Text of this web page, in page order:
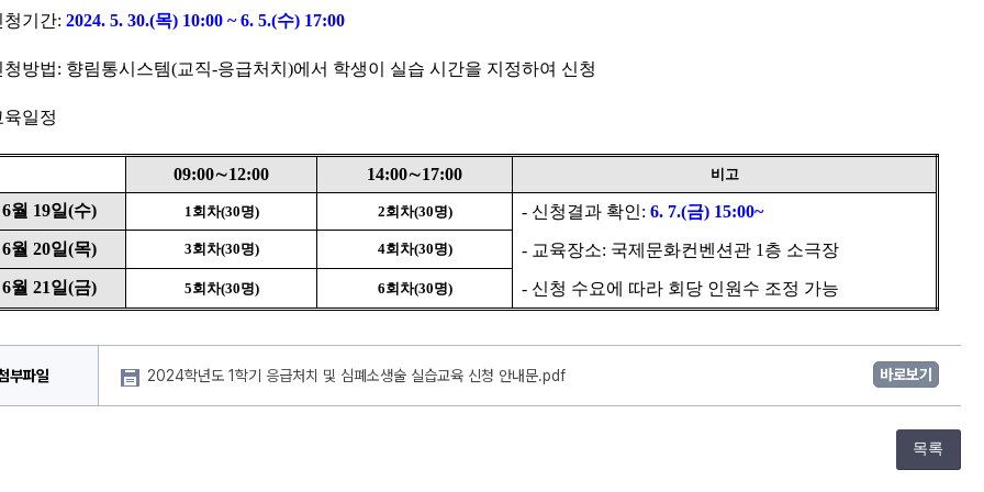
청기간: 2024. 5. 30.(목) 10:00 ~ 6. 5.(수) 17:00
청방법: 향림통시스템(교직-응급처치 )에서 학생이 실습 시간을 지정하여 신청
육일정
09:00∼12:00 14:00∼17:00 비고
6월 19일(수) 1회차(30명) 2회차(30명) - 신청결과 확인: 6. 7.(금) 15:00~
- 교육장소: 국제문화컨벤션관 1 층 소극장
- 신청 수요에 따라 회당 인원수 조정 가능
6월 20일(목) 3회차(30명) 4회차(30명)
6월 21일(금) 5회차(30명) 6회차(30명)
부파일 2024학년도 1학기 응급처치 및 심폐소생술 실습교육 신청 안내문.pdf 바로보기
목록